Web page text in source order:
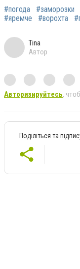
#погода
#заморозки
#яремче
#ворохта
Tina
Автор
Авторизируйтесь,
Поділіться та